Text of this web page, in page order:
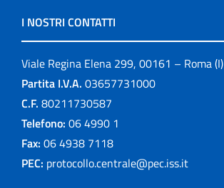
I NOSTRI CONTATTI
Viale Regina Elena 299, 00161 – Roma (I)
Partita I.V.A. 03657731000
C.F. 80211730587
Telefono: 06 4990 1
Fax: 06 4938 7118
PEC: protocollo.centrale@pec.iss.it